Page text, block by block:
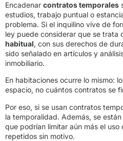
Encadenar contratos temporales
estudios, trabajo puntual o
problema. Si el inquilino vive de
ley puede considerar que se trata
habitual, con sus derechos de
sido señalado en artículos y
inmobiliario.
En habitaciones ocurre lo mismo:
espacio, no cuántos contratos se
Por eso, si se usan contratos
la temporalidad. Además, se
que podrían limitar aún más el
repetidos sin motivo.